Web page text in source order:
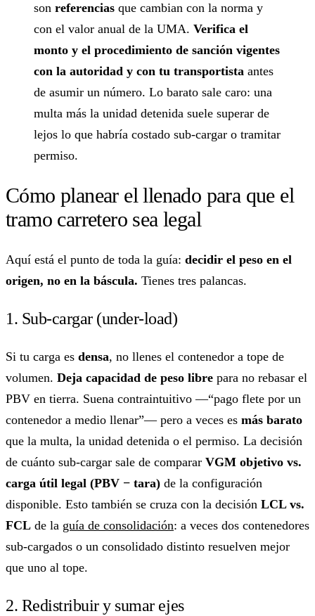
son referencias que cambian con la norma y
con el valor anual de la UMA. Verifica el
monto y el procedimiento de sanción vigentes
con la autoridad y con tu transportista antes
de asumir un número. Lo barato sale caro: una
multa más la unidad detenida suele superar de
lejos lo que habría costado sub-cargar o tramitar
permiso.
Cómo planear el llenado para que el
tramo carretero sea legal
Aquí está el punto de toda la guía: decidir el peso en el
origen, no en la báscula. Tienes tres palancas.
1. Sub-cargar (under-load)
Si tu carga es densa, no llenes el contenedor a tope de
volumen. Deja capacidad de peso libre para no rebasar el
PBV en tierra. Suena contraintuitivo —“pago flete por un
contenedor a medio llenar”— pero a veces es más barato
que la multa, la unidad detenida o el permiso. La decisión
de cuánto sub-cargar sale de comparar VGM objetivo vs.
carga útil legal (PBV − tara) de la configuración
disponible. Esto también se cruza con la decisión LCL vs.
FCL de la guía de consolidación: a veces dos contenedores
sub-cargados o un consolidado distinto resuelven mejor
que uno al tope.
2. Redistribuir y sumar ejes